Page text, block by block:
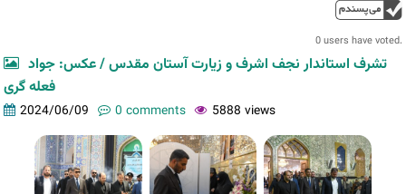
0 users have voted.
تشرف استاندار نجف اشرف و زیارت آستان مقدس / عکس: جواد
فعله گری
2024/06/09 0 comments 5888 views